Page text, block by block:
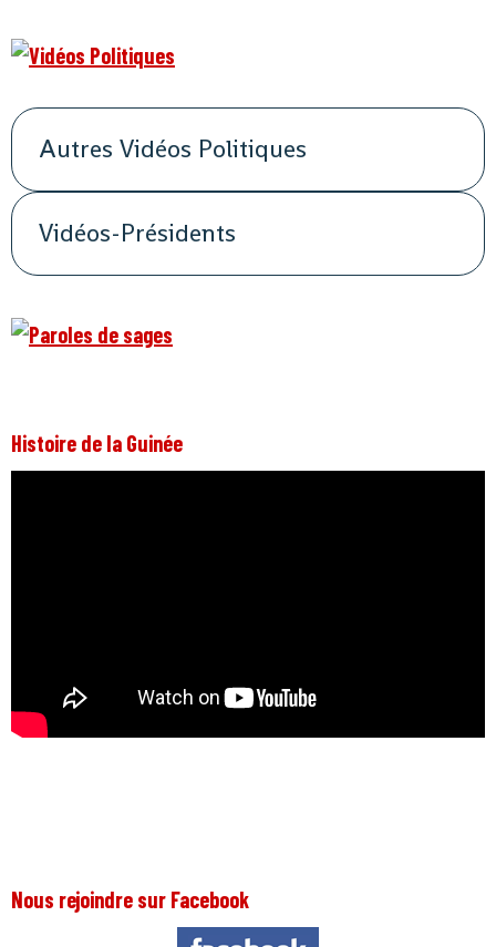
Autres Vidéos Politiques
Vidéos-Présidents
Histoire de la Guinée
Nous rejoindre sur Facebook